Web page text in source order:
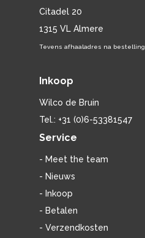
Citadel 20
1315 VL Almere
Tevens afhaaladres na bestelling
Inkoop
Wilco de Bruin
Tel.: +31 (0)6-53381547
Service
- Meet the team
- Nieuws
- Inkoop
- Betalen
- Verzendkosten